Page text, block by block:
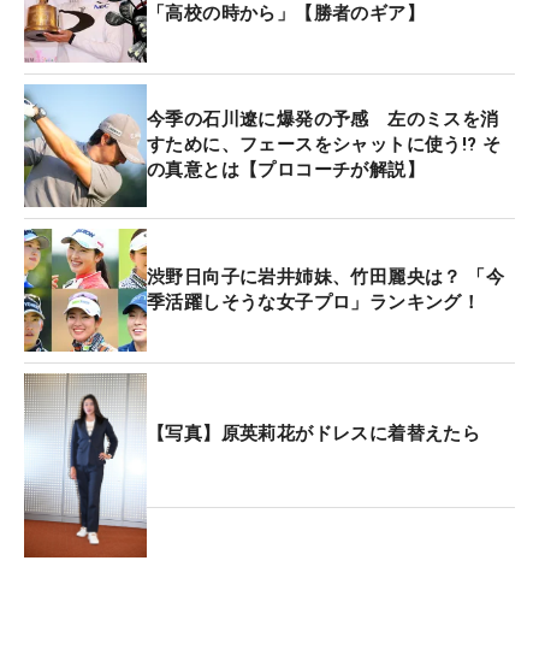
「高校の時から」【勝者のギア】
今季の石川遼に爆発の予感 左のミスを消
すために、フェースをシャットに使う!? そ
の真意とは【プロコーチが解説】
渋野日向子に岩井姉妹、竹田麗央は？ 「今
季活躍しそうな女子プロ」ランキング！
【写真】原英莉花がドレスに着替えたら